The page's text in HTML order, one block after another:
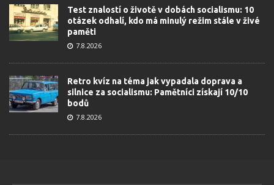
Test znalostí o životě v dobách socialismu: 10
otázek odhalí, kdo má minulý režim stále v živé
paměti
7.8.2026
Retro kvíz na téma jak vypadala doprava a
silnice za socialismu: Pamětníci získají 10/10
bodů
7.8.2026